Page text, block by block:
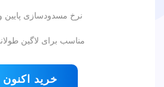
✔ نرخ مسدودسازی
✔ مناسب برای لاگین
خرید اکنون